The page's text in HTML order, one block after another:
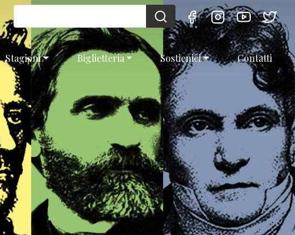
Stagioni Biglietteria Sostienici Contatti